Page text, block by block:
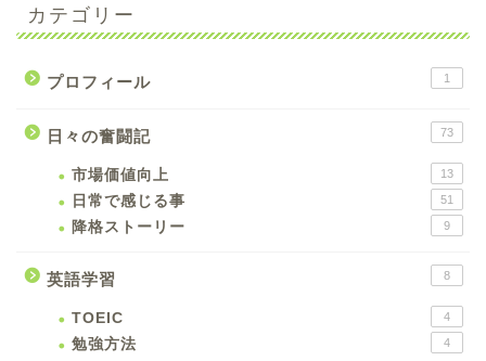
カテゴリー
プロフィール 1
日々の奮闘記 73
市場価値向上 13
日常で感じる事 51
降格ストーリー 9
英語学習 8
TOEIC 4
勉強方法 4